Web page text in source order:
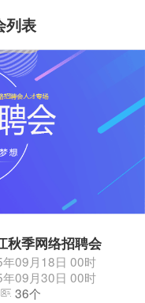
列表
秋季网络招聘会
09月18日 00时
09月30日 00时
36个